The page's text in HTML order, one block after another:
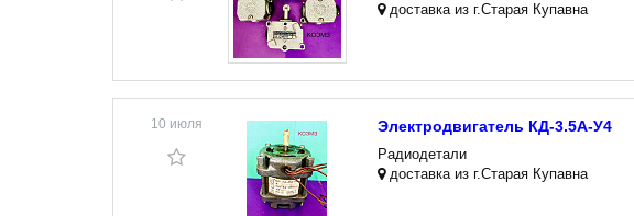
доставка из г.Старая Купавна
10 июля Электродвигатель КД-3.5А-У4
Радиодетали
доставка из г.Старая Купавна